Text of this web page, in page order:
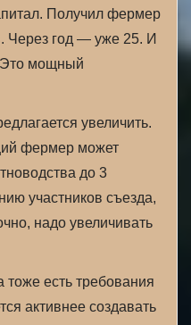
Получил фермер
Через год — уже 25. И
мощный
увеличить.
фермер может
до 3
участников съезда,
надо увеличивать
тоже есть требования
активнее создавать